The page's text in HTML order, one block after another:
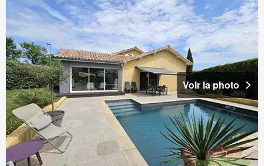
Voir la photo